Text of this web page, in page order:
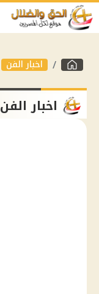
اخبار الفن
اخبار الفن